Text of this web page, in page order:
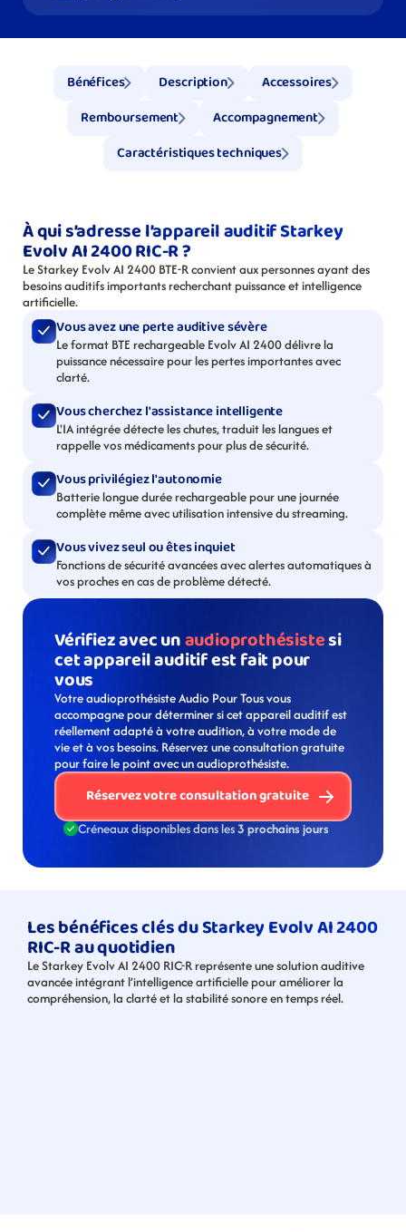
Bénéfices Description
Accessoires
Remboursement
Accompagnement
Caractéristiques techniques
À qui s’adresse l’appareil auditif Starkey
Evolv AI 2400 RIC-R ?
Le Starkey Evolv AI 2400 BTE-R convient aux personnes ayant des
besoins auditifs importants recherchant puissance et intelligence
artificielle.
Vous avez une perte auditive sévère
Le format BTE rechargeable Evolv AI 2400 délivre la
puissance nécessaire pour les pertes importantes avec
clarté.
Vous cherchez l'assistance intelligente
L'IA intégrée détecte les chutes, traduit les langues et
rappelle vos médicaments pour plus de sécurité.
Vous privilégiez l'autonomie
Batterie longue durée rechargeable pour une journée
complète même avec utilisation intensive du streaming.
Vous vivez seul ou êtes inquiet
Fonctions de sécurité avancées avec alertes automatiques à
vos proches en cas de problème détecté.
Vérifiez avec un audioprothésiste si
cet appareil auditif est fait pour
vous
Votre audioprothésiste Audio Pour Tous vous
accompagne pour déterminer si cet appareil auditif est
réellement adapté à votre audition, à votre mode de
vie et à vos besoins. Réservez une consultation gratuite
pour faire le point avec un audioprothésiste.
Réservez votre consultation gratuite
Créneaux disponibles dans les 3 prochains jours
Les bénéfices clés du Starkey Evolv AI 2400
RIC-R au quotidien
Le Starkey Evolv AI 2400 RIC-R représente une solution auditive
avancée intégrant l’intelligence artificielle pour améliorer la
compréhension, la clarté et la stabilité sonore en temps réel.